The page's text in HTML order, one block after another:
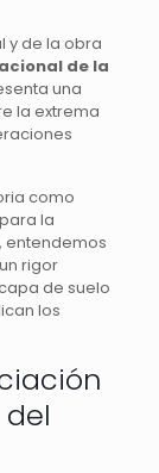
y de la obra
de la
una
la extrema
como
la
entendemos
rigor
de suelo
los